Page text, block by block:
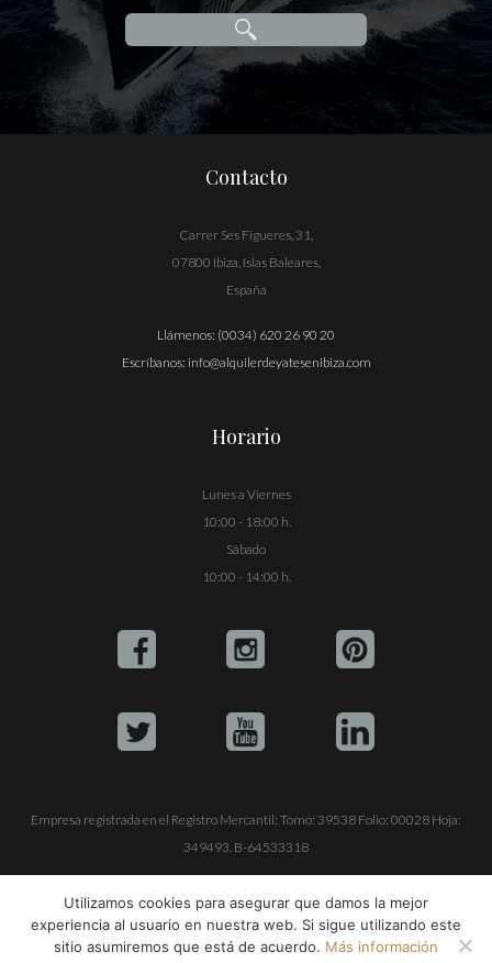
Contacto
Carrer Ses Figueres, 31,
07800 Ibiza, Islas Baleares,
España
Llámenos: (0034) 620 26 90 20
Escríbanos: info@alquilerdeyatesenibiza.com
Horario
Lunes a Viernes
10:00 - 18:00 h.
Sábado
10:00 - 14:00 h.
Empresa registrada en el Registro Mercantil: Tomo: 39538 Folio: 00028 Hoja:
349493. B-64533318
ALQUILER DE YATES EN IBIZA S.L.
Utilizamos cookies para asegurar que damos la mejor
experiencia al usuario en nuestra web. Si sigue utilizando este
sitio asumiremos que está de acuerdo. Más información